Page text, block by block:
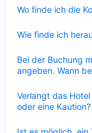
Wo finde ich die
Wie finde ich
Bei der Buchung
angeben. Wann
Verlangt das
oder eine Kaution?